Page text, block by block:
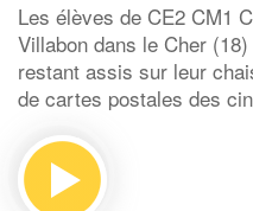
Les élèves de CE2 CM1
Villabon dans le Cher
restant assis sur leur
de cartes postales des